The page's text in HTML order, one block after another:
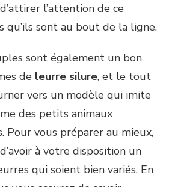
l’attention de ce
qu’ils sont au bout de la ligne.
sont également un bon
de leurre silure, et le tout
vers un modèle qui imite
des petits animaux
Pour vous préparer au mieux,
à votre disposition un
qui soient bien variés. En